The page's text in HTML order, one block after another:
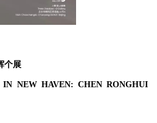
个展
IN NEW HAVEN: CHEN RONGHUI